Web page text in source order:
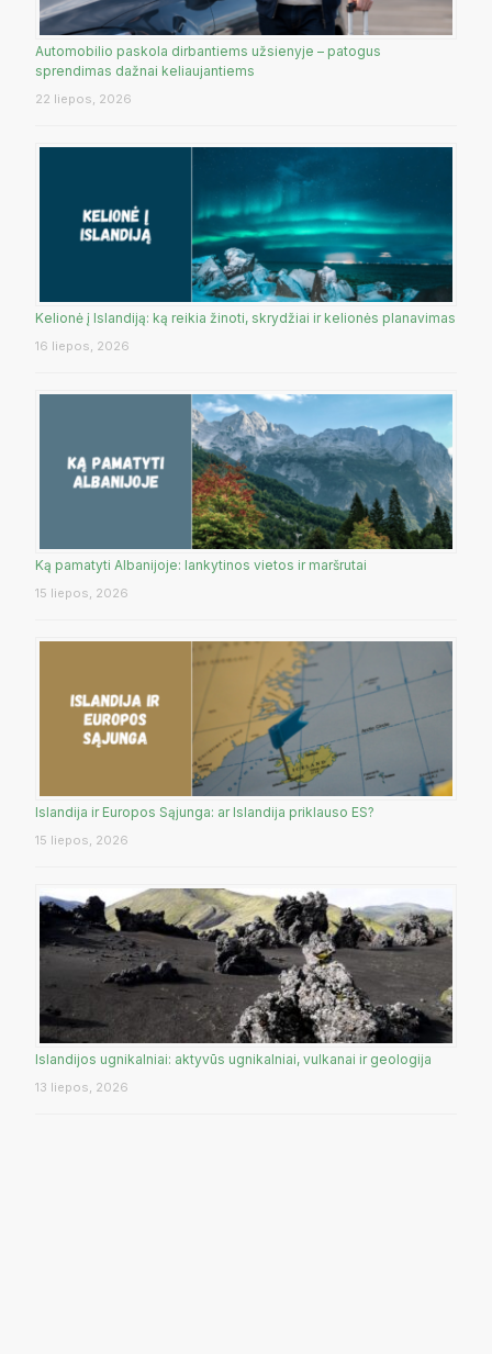
Automobilio paskola dirbantiems užsienyje – patogus
sprendimas dažnai keliaujantiems
22 liepos, 2026
Kelionė į Islandiją: ką reikia žinoti, skrydžiai ir kelionės planavimas
16 liepos, 2026
Ką pamatyti Albanijoje: lankytinos vietos ir maršrutai
15 liepos, 2026
Islandija ir Europos Sąjunga: ar Islandija priklauso ES?
15 liepos, 2026
Islandijos ugnikalniai: aktyvūs ugnikalniai, vulkanai ir geologija
13 liepos, 2026